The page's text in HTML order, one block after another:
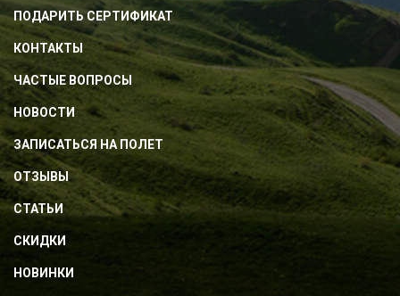
ПОДАРИТЬ СЕРТИФИКАТ
КОНТАКТЫ
ЧАСТЫЕ ВОПРОСЫ
НОВОСТИ
ЗАПИСАТЬСЯ НА ПОЛЕТ
ОТЗЫВЫ
СТАТЬИ
СКИДКИ
НОВИНКИ